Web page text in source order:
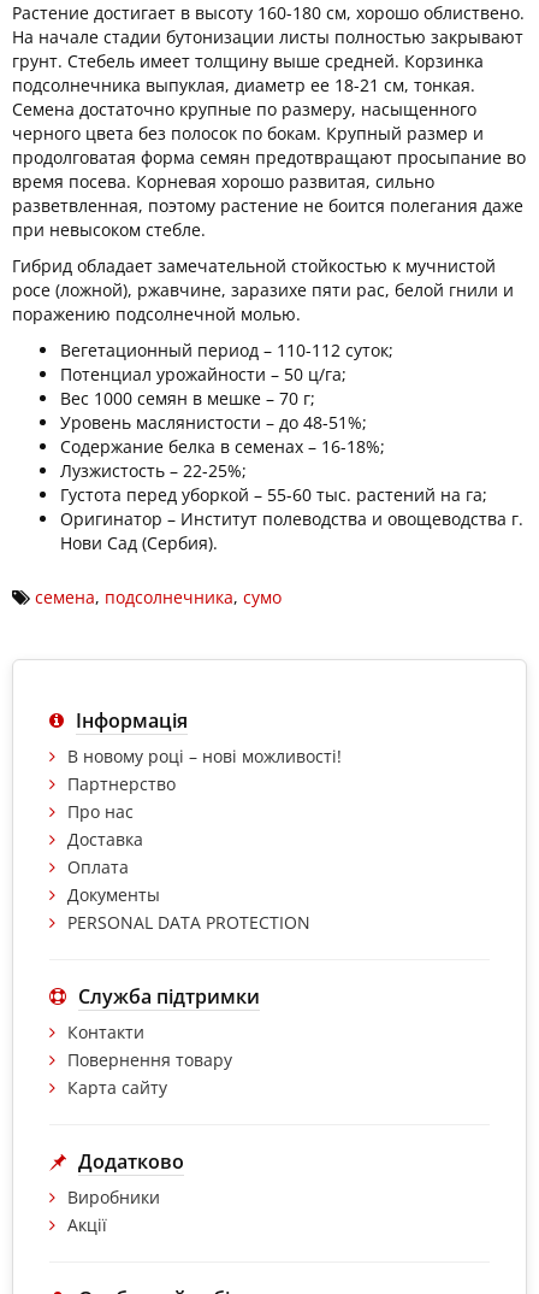
Растение достигает в высоту 160-180 см, хорошо облиствено.
На начале стадии бутонизации листы полностью закрывают
грунт. Стебель имеет толщину выше средней. Корзинка
подсолнечника выпуклая, диаметр ее 18-21 см, тонкая.
Семена достаточно крупные по размеру, насыщенного
черного цвета без полосок по бокам. Крупный размер и
продолговатая форма семян предотвращают просыпание во
время посева. Корневая хорошо развитая, сильно
разветвленная, поэтому растение не боится полегания даже
при невысоком стебле.
Гибрид обладает замечательной стойкостью к мучнистой
росе (ложной), ржавчине, заразихе пяти рас, белой гнили и
поражению подсолнечной молью.
Вегетационный период – 110-112 суток;
Потенциал урожайности – 50 ц/га;
Вес 1000 семян в мешке – 70 г;
Уровень маслянистости – до 48-51%;
Содержание белка в семенах – 16-18%;
Лузжистость – 22-25%;
Густота перед уборкой – 55-60 тыс. растений на га;
Оригинатор – Институт полеводства и овощеводства г.
Нови Сад (Сербия).
семена, подсолнечника, сумо
Інформація
В новому році – нові можливості!
Партнерство
Про нас
Доставка
Оплата
Документы
PERSONAL DATA PROTECTION
Служба підтримки
Контакти
Повернення товару
Карта сайту
Додатково
Виробники
Акції